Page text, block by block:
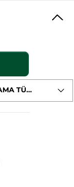
SIRALAMA TÜRÜ